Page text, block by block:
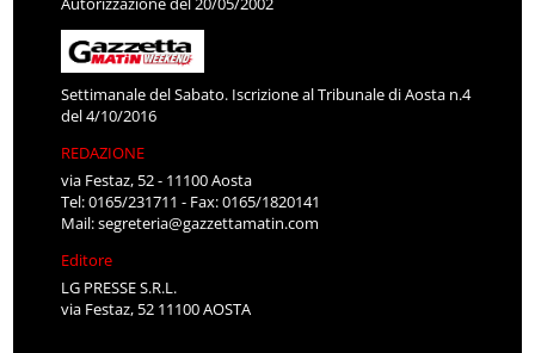
Settimanale del Sabato. Iscrizione al Tribunale di Aosta n.4
del 4/10/2016
REDAZIONE
via Festaz, 52 - 11100 Aosta
Tel: 0165/231711 - Fax: 0165/1820141
Mail:segreteria@gazzettamatin.com
Editore
LG PRESSE S.R.L.
via Festaz, 52 11100 AOSTA